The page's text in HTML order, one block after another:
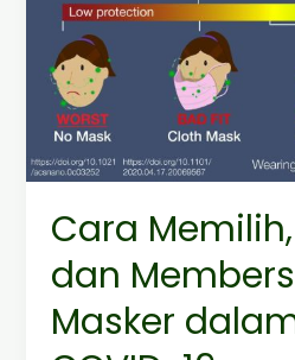
Cara
dan
Masker
Konteks
COVID-
19